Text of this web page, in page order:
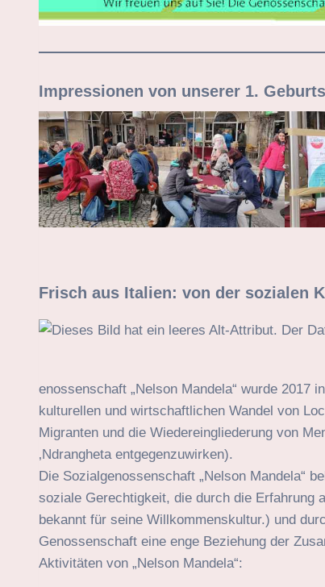
Impressionen von unserer 1.
Frisch aus Italien: von der sozialen
enossenschaft „Nelson Mandela“ wurde
kulturellen und wirtschaftlichen Wandel von
Migranten und die Wiedereingliederung von
‚Ndrangheta entgegenzuwirken).
Die Sozialgenossenschaft „Nelson Mandela“
soziale Gerechtigkeit, die durch die Erfahrung
bekannt für seine Willkommenskultur.) und
Genossenschaft eine enge Beziehung der
Aktivitäten von „Nelson Mandela“: